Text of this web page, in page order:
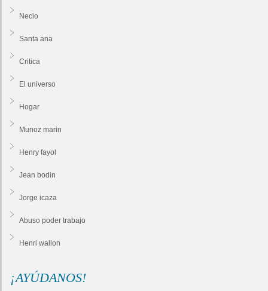
Necio
Santa ana
Critica
El universo
Hogar
Munoz marin
Henry fayol
Jean bodin
Jorge icaza
Abuso poder trabajo
Henri wallon
¡AYÚDANOS!